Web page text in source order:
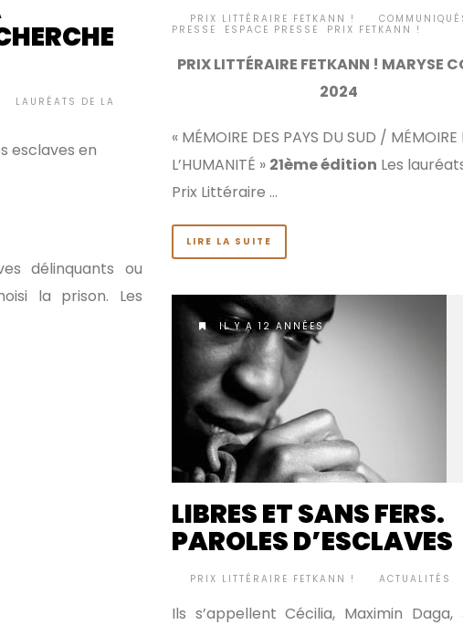
LAURÉATS DE LA
esclaves en
délinquants ou
la prison. Les
PRIX LITTÉRAIRE FETKANN !
PRESSE
ESPACE PRESSE PRIX FETKANN !
PRIX LITTÉRAIRE FETKANN ! MARYSE
2024
« MÉMOIRE DES PAYS DU SUD / MÉMOIRE
L’HUMANITÉ » 21ème édition Les
Prix Littéraire …
LIRE LA SUITE
IL Y A 12 ANNÉES
LIBRES ET SANS FERS.
PAROLES D’ESCLAVES
PRIX LITTÉRAIRE FETKANN ! ACTUALITÉS
Ils s’appellent Cécilia, Maximin Daga,